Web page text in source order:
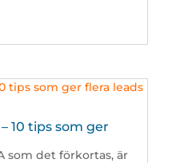
10 tips som ger
som det förkortas, är